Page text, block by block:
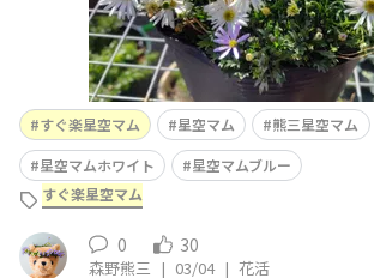
すぐ楽星空マム 星空マム
熊三星空マム
星空マムホワイト
星空マムブルー
すぐ楽星空マム
0 30
森野熊三 | 03/04 | 花活